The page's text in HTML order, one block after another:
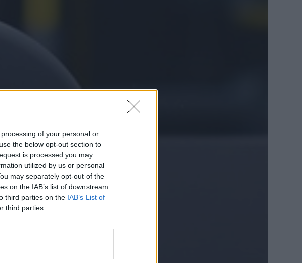
of your personal or
the below opt-out section to
is processed you may
utilized by us or personal
may separately opt-out of the
on the IAB’s list of downstream
third parties on the IAB’s List of
third parties.